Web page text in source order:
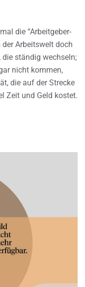
die “Arbeitgeber-
Arbeitswelt doch
ständig wechseln;
nicht kommen,
die auf der Strecke
Zeit und Geld kostet.